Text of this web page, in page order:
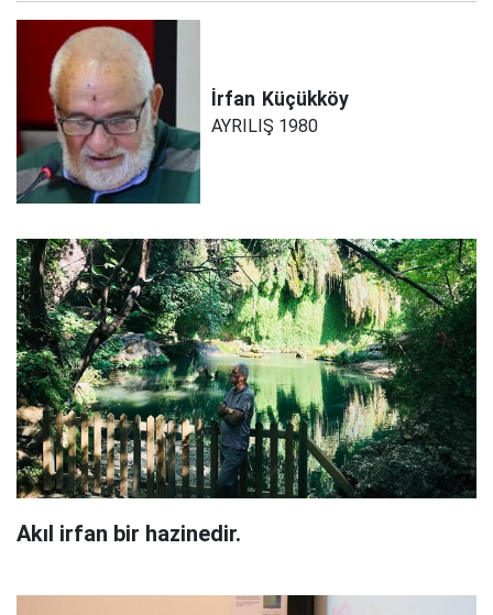
İrfan Küçükköy
AYRILIŞ 1980
Akıl irfan bir hazinedir.